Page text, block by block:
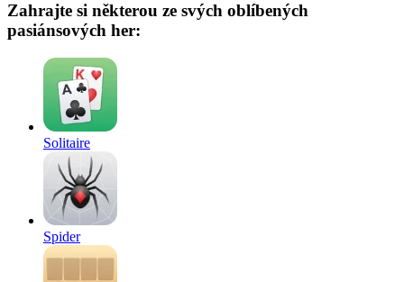
Zahrajte si některou ze svých oblíbených
pasiánsových her:
Solitaire
Spider